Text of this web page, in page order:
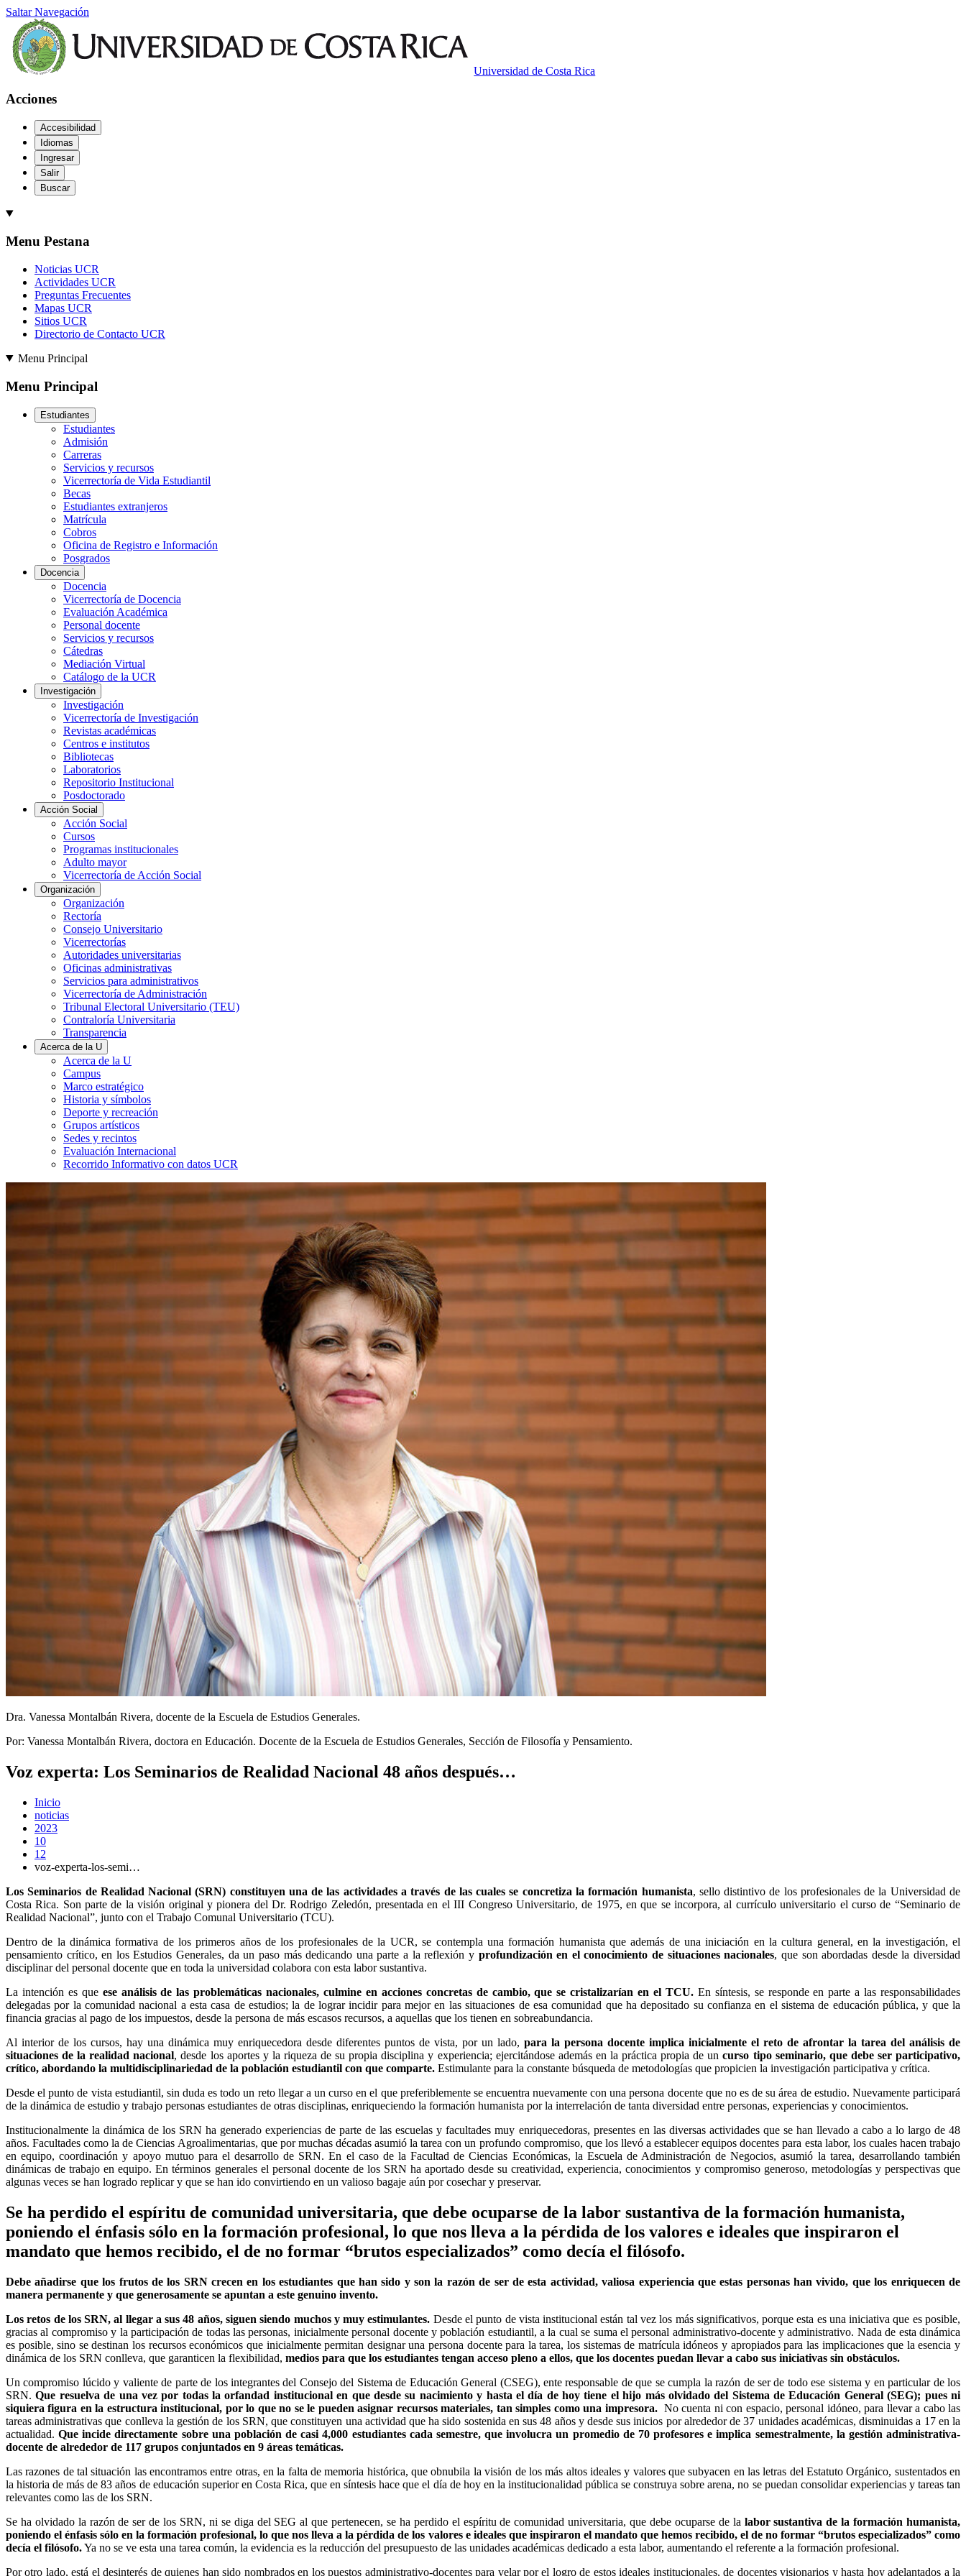
Saltar Navegación
Universidad de Costa Rica
Acciones
Accesibilidad
Idiomas
Ingresar
Salir
Buscar
Menu Pestana
Noticias UCR
Actividades UCR
Preguntas Frecuentes
Mapas UCR
Sitios UCR
Directorio de Contacto UCR
Menu Principal
Menu Principal
Estudiantes
Estudiantes
Admisión
Carreras
Servicios y recursos
Vicerrectoría de Vida Estudiantil
Becas
Estudiantes extranjeros
Matrícula
Cobros
Oficina de Registro e Información
Posgrados
Docencia
Docencia
Vicerrectoría de Docencia
Evaluación Académica
Personal docente
Servicios y recursos
Cátedras
Mediación Virtual
Catálogo de la UCR
Investigación
Investigación
Vicerrectoría de Investigación
Revistas académicas
Centros e institutos
Bibliotecas
Laboratorios
Repositorio Institucional
Posdoctorado
Acción Social
Acción Social
Cursos
Programas institucionales
Adulto mayor
Vicerrectoría de Acción Social
Organización
Organización
Rectoría
Consejo Universitario
Vicerrectorías
Autoridades universitarias
Oficinas administrativas
Servicios para administrativos
Vicerrectoría de Administración
Tribunal Electoral Universitario (TEU)
Contraloría Universitaria
Transparencia
Acerca de la U
Acerca de la U
Campus
Marco estratégico
Historia y símbolos
Deporte y recreación
Grupos artísticos
Sedes y recintos
Evaluación Internacional
Recorrido Informativo con datos UCR
Dra. Vanessa Montalbán Rivera, docente de la Escuela de Estudios Generales.
Por: Vanessa Montalbán Rivera, doctora en Educación. Docente de la Escuela de Estudios Generales, Sección de Filosofía y Pensamiento.
Voz experta: Los Seminarios de Realidad Nacional 48 años después…
Inicio
noticias
2023
10
12
voz-experta-los-semi…
Los Seminarios de Realidad Nacional (SRN) constituyen una de las actividades a través de las cuales se concretiza la formación humanista, sello distintivo de los profesionales de la Universidad de
Costa Rica. Son parte de la visión original y pionera del Dr. Rodrigo Zeledón, presentada en el III Congreso Universitario, de 1975, en que se incorpora, al currículo universitario el curso de “Seminario de
Realidad Nacional”, junto con el Trabajo Comunal Universitario (TCU).
Dentro de la dinámica formativa de los primeros años de los profesionales de la UCR, se contempla una formación humanista que además de una iniciación en la cultura general, en la investigación, el
pensamiento crítico, en los Estudios Generales, da un paso más dedicando una parte a la reflexión y profundización en el conocimiento de situaciones nacionales, que son abordadas desde la diversidad
disciplinar del personal docente que en toda la universidad colabora con esta labor sustantiva.
La intención es que ese análisis de las problemáticas nacionales, culmine en acciones concretas de cambio, que se cristalizarían en el TCU.En síntesis, se responde en parte a las responsabilidades
delegadas por la comunidad nacional a esta casa de estudios; la de lograr incidir para mejor en las situaciones de esa comunidad que ha depositado su confianza en el sistema de educación pública, y que la
financia gracias al pago de los impuestos, desde la persona de más escasos recursos, a aquellas que los tienen en sobreabundancia.
Al interior de los cursos, hay una dinámica muy enriquecedora desde diferentes puntos de vista, por un lado, para la persona docente implica inicialmente el reto de afrontar la tarea del análisis de
situaciones de la realidad nacional, desde los aportes y la riqueza de su propia disciplina y experiencia; ejercitándose además en la práctica propia de uncurso tipo seminario, que debe ser participativo,
crítico, abordando la multidisciplinariedad de la población estudiantil con que comparte. Estimulante para la constante búsqueda de metodologías que propicien la investigación participativa y crítica.
Desde el punto de vista estudiantil, sin duda es todo un reto llegar a un curso en el que preferiblemente se encuentra nuevamente con una persona docente que no es de su área de estudio. Nuevamente participará
de la dinámica de estudio y trabajo personas estudiantes de otras disciplinas, enriqueciendo la formación humanista por la interrelación de tanta diversidad entre personas, experiencias y conocimientos.
Institucionalmente la dinámica de los SRN ha generado experiencias de parte de las escuelas y facultades muy enriquecedoras, presentes en las diversas actividades que se han llevado a cabo a lo largo de 48
años. Facultades como la de Ciencias Agroalimentarias, que por muchas décadas asumió la tarea con un profundo compromiso, que los llevó a establecer equipos docentes para esta labor, los cuales hacen trabajo
en equipo, coordinación y apoyo mutuo para el desarrollo de SRN. En el caso de la Facultad de Ciencias Económicas, la Escuela de Administración de Negocios, asumió la tarea, desarrollando también
dinámicas de trabajo en equipo. En términos generales el personal docente de los SRN ha aportado desde su creatividad, experiencia, conocimientos y compromiso generoso, metodologías y perspectivas que
algunas veces se han logrado replicar y que se han ido convirtiendo en un valioso bagaje aún por cosechar y preservar.
Se ha perdido el espíritu de comunidad universitaria, que debe ocuparse de la labor sustantiva de la formación humanista,
poniendo el énfasis sólo en la formación profesional, lo que nos lleva a la pérdida de los valores e ideales que inspiraron el
mandato que hemos recibido, el de no formar “brutos especializados” como decía el filósofo.
Debe añadirse que los frutos de los SRN crecen en los estudiantes que han sido y son la razón de ser de esta actividad, valiosa experiencia que estas personas han vivido, que los enriquecen de
manera permanente y que generosamente se apuntan a este genuino invento.
Los retos de los SRN, al llegar a sus 48 años, siguen siendo muchos y muy estimulantes. Desde el punto de vista institucional están tal vez los más significativos, porque esta es una iniciativa que es posible,
gracias al compromiso y la participación de todas las personas, inicialmente personal docente y población estudiantil, a la cual se suma el personal administrativo-docente y administrativo. Nada de esta dinámica
es posible, sino se destinan los recursos económicos que inicialmente permitan designar una persona docente para la tarea, los sistemas de matrícula idóneos y apropiados para las implicaciones que la esencia y
dinámica de los SRN conlleva, que garanticen la flexibilidad, medios para que los estudiantes tengan acceso pleno a ellos, que los docentes puedan llevar a cabo sus iniciativas sin obstáculos.
Un compromiso lúcido y valiente de parte de los integrantes del Consejo del Sistema de Educación General (CSEG), ente responsable de que se cumpla la razón de ser de todo ese sistema y en particular de los
SRN.Que resuelva de una vez por todas la orfandad institucional en que desde su nacimiento y hasta el día de hoy tiene el hijo más olvidado del Sistema de Educación General (SEG); pues ni
siquiera figura en la estructura institucional, por lo que no se le pueden asignar recursos materiales, tan simples como una impresora. No cuenta ni con espacio, personal idóneo, para llevar a cabo las
tareas administrativas que conlleva la gestión de los SRN, que constituyen una actividad que ha sido sostenida en sus 48 años y desde sus inicios por alrededor de 37 unidades académicas, disminuidas a 17 en la
actualidad.Que incide directamente sobre una población de casi 4,000 estudiantes cada semestre, que involucra un promedio de 70 profesores e implica semestralmente, la gestión administrativa-
docente de alrededor de 117 grupos conjuntados en 9 áreas temáticas.
Las razones de tal situación las encontramos entre otras, en la falta de memoria histórica, que obnubila la visión de los más altos ideales y valores que subyacen en las letras del Estatuto Orgánico, sustentados en
la historia de más de 83 años de educación superior en Costa Rica, que en síntesis hace que el día de hoy en la institucionalidad pública se construya sobre arena, no se puedan consolidar experiencias y tareas tan
relevantes como las de los SRN.
Se ha olvidado la razón de ser de los SRN, ni se diga del SEG al que pertenecen, se ha perdido el espíritu de comunidad universitaria, que debe ocuparse de la labor sustantiva de la formación humanista,
poniendo el énfasis sólo en la formación profesional, lo que nos lleva a la pérdida de los valores e ideales que inspiraron el mandato que hemos recibido, el de no formar “brutos especializados” como
decía el filósofo.Ya no se ve esta una tarea común, la evidencia es la reducción del presupuesto de las unidades académicas dedicado a esta labor, aumentando el referente a la formación profesional.
Por otro lado, está el desinterés de quienes han sido nombrados en los puestos administrativo-docentes para velar por el logro de estos ideales institucionales, de docentes visionarios y hasta hoy adelantados a la